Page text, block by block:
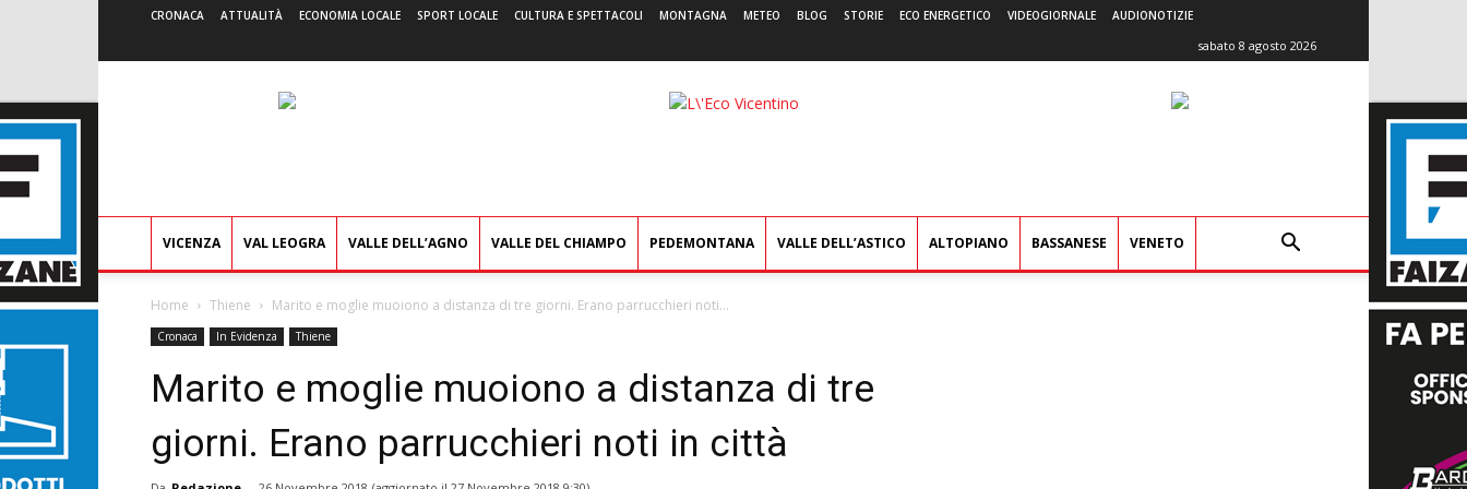
CRONACA ATTUALITÀ ECONOMIA LOCALE SPORT LOCALE CULTURA E SPETTACOLI MONTAGNA METEO BLOG STORIE ECO ENERGETICO VIDEOGIORNALE AUDIONOTIZIE
sabato 8 agosto 2026
L'Eco
VICENZA VAL LEOGRA VALLE DELL’AGNO VALLE DEL CHIAMPO PEDEMONTANA VALLE DELL’ASTICO ALTOPIANO BASSANESE VENETO
Home Thiene Marito e moglie muoiono a distanza di tre giorni. Erano parrucchieri noti...
Cronaca In Evidenza Thiene
Marito e moglie muoiono a distanza di tre
giorni. Erano parrucchieri noti in città